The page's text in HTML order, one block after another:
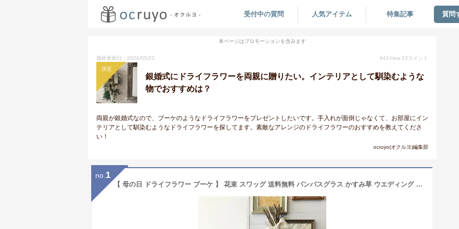
受付中の質問 人気アイテム 特集記事 質問
本ページはプロモーションを含みます
最終更新日：2026/05/22 941View 23 コメント
決定
銀婚式にドライフラワーを両親に贈りたい。インテリアとして馴染むような
物でおすすめは？
両親が銀婚式なので、ブーケのようなドライフラワーをプレゼントしたいです。手入れが面倒じゃなくて、お部屋にイン
テリアとして馴染むようなドライフラワーを探してます。素敵なアレンジのドライフラワーのおすすめを教えてくださ
い！
ocruyo(オクルヨ)編集部
no. 1
【 母の日 ドライフラワー ブーケ 】 花束 スワッグ 送料無料 パンパスグラス かすみ草 ウエディング ナチュラル インテリア ボタニカル オシャレ 女性 誕生日 結婚 ウエディング バレンタイン ホワイトデー 祝い 結婚記念日 送別 新築祝い